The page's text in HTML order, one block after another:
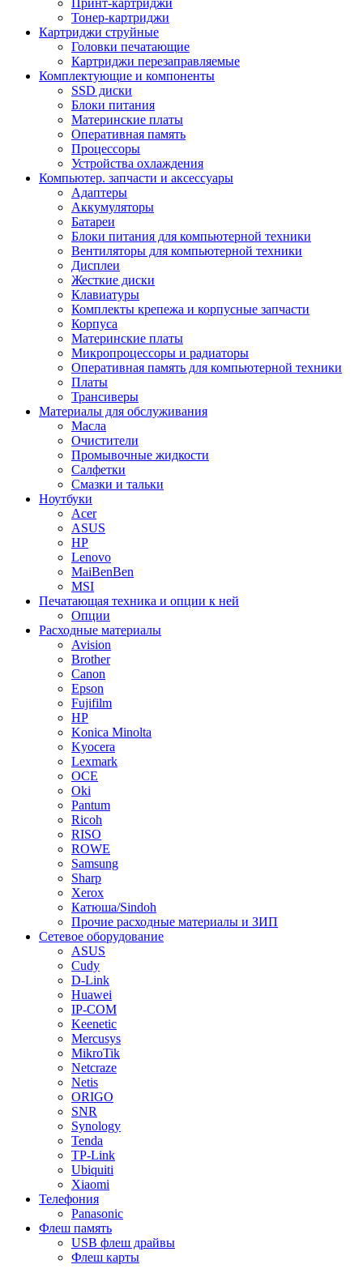
Принт-картриджи
Тонер-картриджи
Картриджи струйные
Головки печатающие
Картриджи перезаправляемые
Комплектующие и компоненты
SSD диски
Блоки питания
Материнские платы
Оперативная память
Процессоры
Устройства охлаждения
Компьютер. запчасти и аксессуары
Адаптеры
Аккумуляторы
Батареи
Блоки питания для компьютерной техники
Вентиляторы для компьютерной техники
Дисплеи
Жесткие диски
Клавиатуры
Комплекты крепежа и корпусные запчасти
Корпуса
Материнские платы
Микропроцессоры и радиаторы
Оперативная память для компьютерной техники
Платы
Трансиверы
Материалы для обслуживания
Масла
Очистители
Промывочные жидкости
Салфетки
Смазки и тальки
Ноутбуки
Acer
ASUS
HP
Lenovo
MaiBenBen
MSI
Печатающая техника и опции к ней
Опции
Расходные материалы
Avision
Brother
Canon
Epson
Fujifilm
HP
Konica Minolta
Kyocera
Lexmark
OCE
Oki
Pantum
Ricoh
RISO
ROWE
Samsung
Sharp
Xerox
Катюша/Sindoh
Прочие расходные материалы и ЗИП
Сетевое оборудование
ASUS
Cudy
D-Link
Huawei
IP-COM
Keenetic
Mercusys
MikroTik
Netcraze
Netis
ORIGO
SNR
Synology
Tenda
TP-Link
Ubiquiti
Xiaomi
Телефония
Panasonic
Флеш память
USB флеш драйвы
Флеш карты